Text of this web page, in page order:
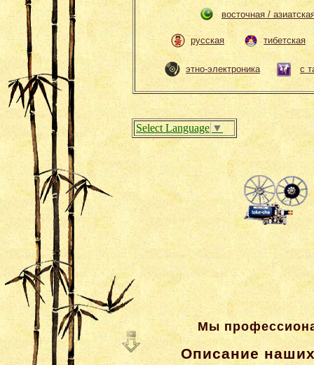
восточная /
русская тибетская
этно-электроника с
Select Language ▼
Мы
Описание